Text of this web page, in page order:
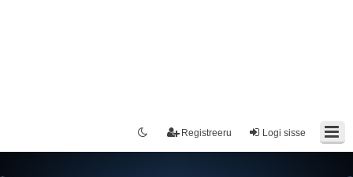
Logi sisse
Registreeru